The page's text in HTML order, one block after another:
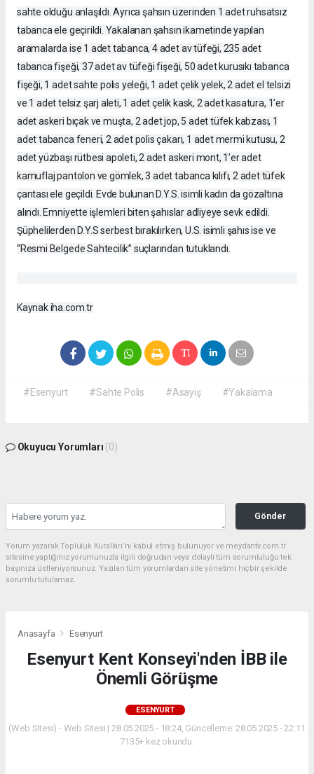
sahte olduğu anlaşıldı. Ayrıca şahsın üzerinden 1 adet ruhsatsız
tabanca ele geçirildi. Yakalanan şahsın ikametinde yapılan
aramalarda ise 1 adet tabanca, 4 adet av tüfeği, 235 adet
tabanca fişeği, 37 adet av tüfeği fişeği, 50 adet kurusıkı tabanca
fişeği, 1 adet sahte polis yeleği, 1 adet çelik yelek, 2 adet el telsizi
ve 1 adet telsiz şarj aleti, 1 adet çelik kask, 2 adet kasatura, 1’er
adet askeri bıçak ve muşta, 2 adet jop, 5 adet tüfek kabzası, 1
adet tabanca feneri, 2 adet polis çakarı, 1 adet mermi kutusu, 2
adet yüzbaşı rütbesi apoleti, 2 adet askeri mont, 1’er adet
kamuflaj pantolon ve gömlek, 3 adet tabanca kılıfı, 2 adet tüfek
çantası ele geçildi. Evde bulunan D.Y.S. isimli kadın da gözaltına
alındı. Emniyette işlemleri biten şahıslar adliyeye sevk edildi.
Şüphelilerden D.Y.S serbest bırakılırken, U.S. isimli şahıs ise ve
“Resmi Belgede Sahtecilik” suçlarından tutuklandı.
Kaynak iha.com.tr
#Esenyurt #Sahte Polis #Asayiş #Yakalama
Okuyucu Yorumları (0)
Gönder
Yorum yazarak Topluluk Kuralları’nı kabul etmiş bulunuyor ve meydantv.com.tr
sitesine yaptığınız yorumunuzla ilgili doğrudan veya dolaylı tüm sorumluluğu tek
başınıza üstleniyorsunuz. Yazılan tüm yorumlardan site yönetimi hiçbir şekilde
sorumlu tutulamaz.
Anasayfa Esenyurt
Esenyurt Kent Konseyi'nden İBB ile
Önemli Görüşme
ESENYURT
(Web Sitesi) - Web Sitesi | 28.05.2025 - 18:24, Güncelleme: 28.05.2025 - 22:11
7135+ kez okundu.